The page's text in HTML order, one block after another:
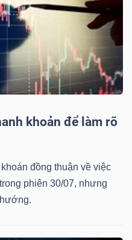
khoản để làm rõ
đồng thuận về việc
phiên 30/07, nhưng